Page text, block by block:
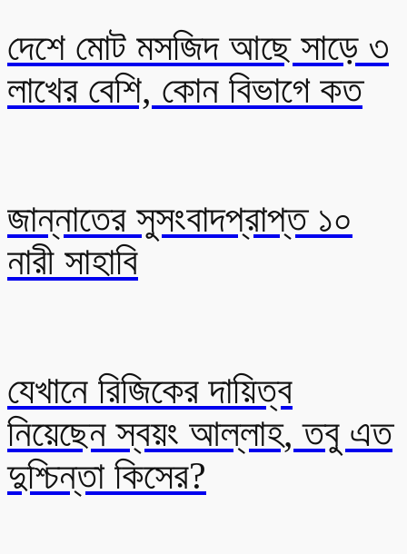
দেশে মোট মসজিদ আছে সাড়ে ৩
লাখের বেশি, কোন বিভাগে কত
জান্নাতের সুসংবাদপ্রাপ্ত ১০
নারী সাহাবি
যেখানে রিজিকের দায়িত্ব
নিয়েছেন স্বয়ং আল্লাহ, তবু এত
দুশ্চিন্তা কিসের?